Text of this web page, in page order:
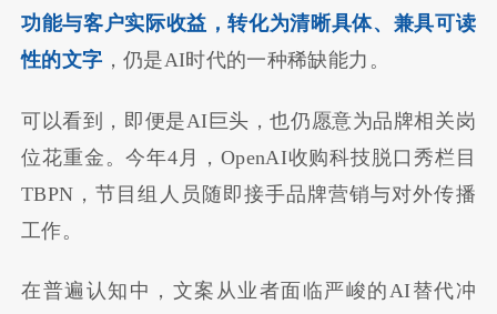
功能与客户实际收益，转化为清晰具体、兼具可读
性的文字 ，仍是AI时代的一种稀缺能力。
可以看到，即便是AI巨头，也仍愿意为品牌相关岗
位花重金。今年4月，OpenAI收购科技脱口秀栏目
TBPN，节目组人员随即接手品牌营销与对外传播
工作。
在普遍认知中，文案从业者面临严峻的AI替代冲